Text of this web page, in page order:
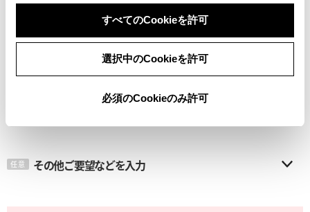
すべてのCookieを許可
選択中のCookieを許可
必須のCookieのみ許可
メールアドレス
任意 その他ご要望などを入力